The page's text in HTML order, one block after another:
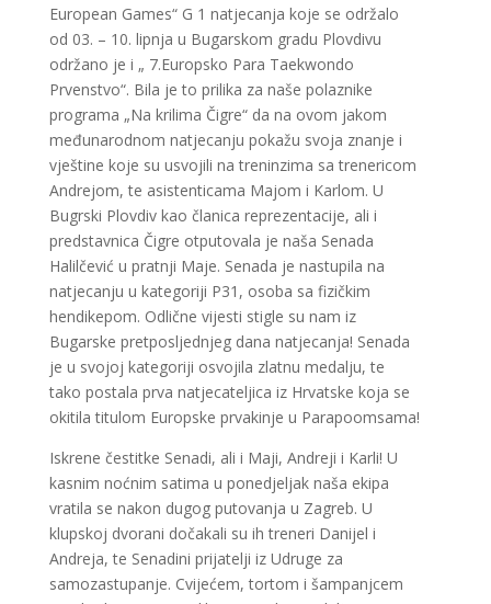
European Games“ G 1 natjecanja koje se održalo
od 03. – 10. lipnja u Bugarskom gradu Plovdivu
održano je i „ 7.Europsko Para Taekwondo
Prvenstvo“. Bila je to prilika za naše polaznike
programa „Na krilima Čigre“ da na ovom jakom
međunarodnom natjecanju pokažu svoja znanje i
vještine koje su usvojili na treninzima sa trenericom
Andrejom, te asistenticama Majom i Karlom. U
Bugrski Plovdiv kao članica reprezentacije, ali i
predstavnica Čigre otputovala je naša Senada
Halilčević u pratnji Maje. Senada je nastupila na
natjecanju u kategoriji P31, osoba sa fizičkim
hendikepom. Odlične vijesti stigle su nam iz
Bugarske pretposljednjeg dana natjecanja! Senada
je u svojoj kategoriji osvojila zlatnu medalju, te
tako postala prva natjecateljica iz Hrvatske koja se
okitila titulom Europske prvakinje u Parapoomsama!
Iskrene čestitke Senadi, ali i Maji, Andreji i Karli! U
kasnim noćnim satima u ponedjeljak naša ekipa
vratila se nakon dugog putovanja u Zagreb. U
klupskoj dvorani dočakali su ih treneri Danijel i
Andreja, te Senadini prijatelji iz Udruge za
samozastupanje. Cvijećem, tortom i šampanjcem